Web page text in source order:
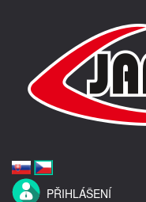
PŘIHLÁŠENÍ